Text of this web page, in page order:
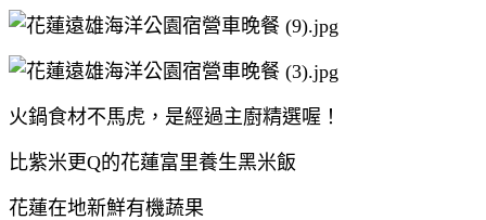
火鍋食材不馬虎，是經過主廚精選喔！
比紫米更Q的花蓮富里養生黑米飯
花蓮在地新鮮有機蔬果